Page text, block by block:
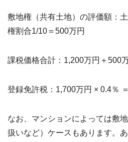
敷地権（共有土地）の評価額：
権割合1/10＝500万円
課税価格合計：1,200万円＋500
登録免許税：1,700万円 × 0.4％
なお、マンションによっては敷
扱いなど）ケースもあります。